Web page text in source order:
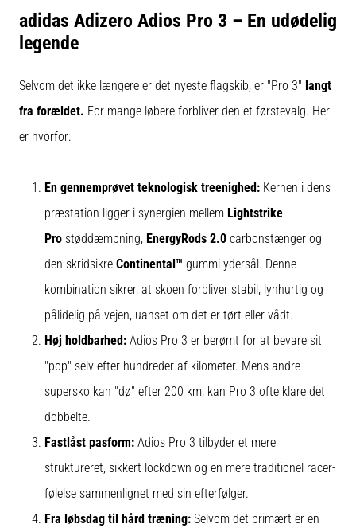
adidas Adizero Adios Pro 3 – En udødelig
legende
Selvom det ikke længere er det nyeste flagskib, er "Pro 3" langt
fra forældet. For mange løbere forbliver den et førstevalg. Her
er hvorfor:
En gennemprøvet teknologisk treenighed: Kernen i dens
præstation ligger i synergien mellem Lightstrike
Pro støddæmpning, EnergyRods 2.0 carbonstænger og
den skridsikre Continental™ gummi-ydersål. Denne
kombination sikrer, at skoen forbliver stabil, lynhurtig og
pålidelig på vejen, uanset om det er tørt eller vådt.
Høj holdbarhed: Adios Pro 3 er berømt for at bevare sit
"pop" selv efter hundreder af kilometer. Mens andre
supersko kan "dø" efter 200 km, kan Pro 3 ofte klare det
dobbelte.
Fastlåst pasform: Adios Pro 3 tilbyder et mere
struktureret, sikkert lockdown og en mere traditionel racer-
følelse sammenlignet med sin efterfølger.
Fra løbsdag til hård træning: Selvom det primært er en